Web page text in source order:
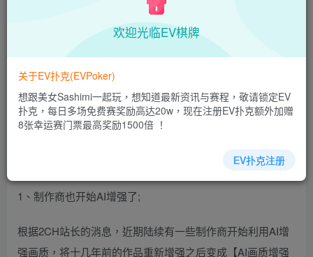
乐场|EV扑克小游戏——EV扑克导航(www.evpks.com)
乐场|EV扑克游戏网址发布页——EV扑克下载
(www.evpk66.com)
1、制作商也开始AI增强了;
根据2CH站长的消息，近期陆续有一些制作商开始利用AI增
强画质，将十几年前的作品重新增强之后变成【AI画质增强
欢迎光临EV棋牌
关于EV扑克(EVPoker)
想跟美女Sashimi一起玩，想知道最新资讯与赛程，敬请锁定EV
扑克，每日多场免费赛奖励高达20w，现在注册EV扑克额外加赠
8张幸运赛门票最高奖励1500倍 ！
EV扑克注册